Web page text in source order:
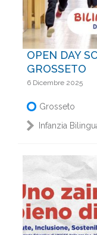
OPEN DAY
GROSSETO
6 Dicembre 2025
Grosseto
Infanzia